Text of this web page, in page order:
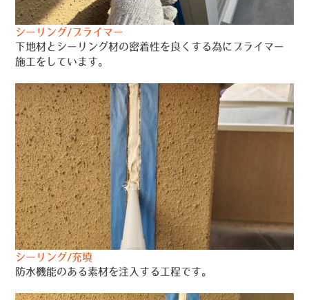
シーリング/プライマー
下地材とシーリング材の密着性を良くする為にプライマー
施工をしています。
シーリング/充填
防水機能のある素材を注入する工程です。